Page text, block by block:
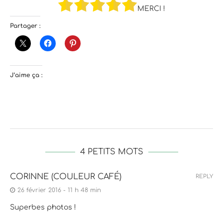
MERCI !
Partager :
J’aime ça :
4 PETITS MOTS
CORINNE (COULEUR CAFÉ)
26 février 2016 - 11 h 48 min
Superbes photos !
REPLY